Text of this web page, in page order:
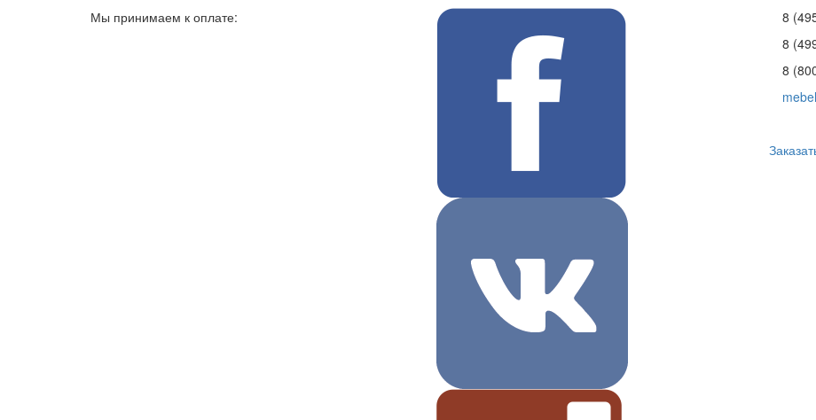
Мы принимаем к оплате:
8
8
8